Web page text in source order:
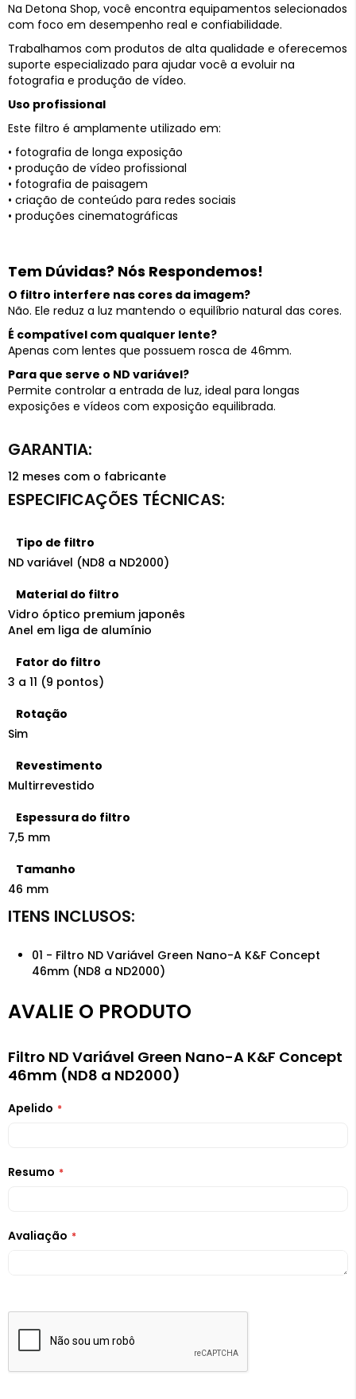
12 meses com o fabricante
Tipo de filtro
ND variável (ND8 a ND2000)
Material do filtro
Vidro óptico premium japonês
Anel em liga de alumínio
Fator do filtro
3 a 11 (9 pontos)
Rotação
Sim
Revestimento
Multirrevestido
Espessura do filtro
7,5 mm
Tamanho
46 mm
01 - Filtro ND Variável Green Nano-A K&F Concept
46mm (ND8 a ND2000)
AVALIE O PRODUTO
Filtro ND Variável Green Nano-A K&F Concept
46mm (ND8 a ND2000)
Apelido
Resumo
Avaliação
Na Detona Shop, você encontra equipamentos selecionados
com foco em desempenho real e confiabilidade.
Trabalhamos com produtos de alta qualidade e oferecemos
suporte especializado para ajudar você a evoluir na
fotografia e produção de vídeo.
Uso profissional
Este filtro é amplamente utilizado em:
• fotografia de longa exposição
• produção de vídeo profissional
• fotografia de paisagem
• criação de conteúdo para redes sociais
• produções cinematográficas
Tem Dúvidas? Nós Respondemos!
O filtro interfere nas cores da imagem?
Não. Ele reduz a luz mantendo o equilíbrio natural das cores.
É compatível com qualquer lente?
Apenas com lentes que possuem rosca de 46mm.
Para que serve o ND variável?
Permite controlar a entrada de luz, ideal para longas
exposições e vídeos com exposição equilibrada.